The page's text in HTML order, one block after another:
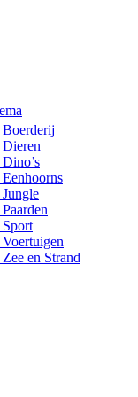
en Strand